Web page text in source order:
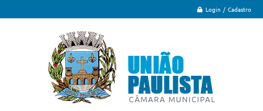
Login / Cadastro